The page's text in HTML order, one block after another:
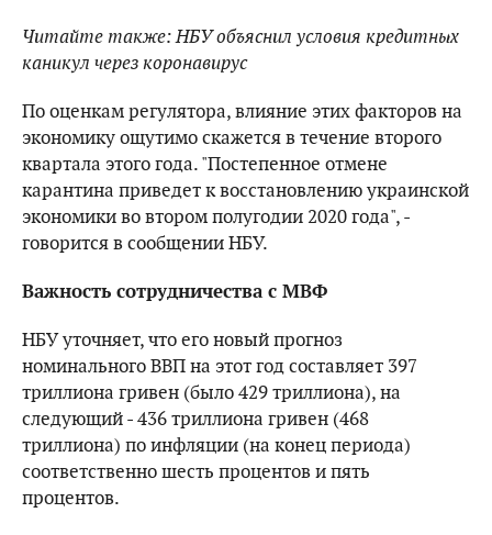
Читайте также: НБУ объяснил условия кредитных
каникул через коронавирус
По оценкам регулятора, влияние этих факторов на
экономику ощутимо скажется в течение второго
квартала этого года. "Постепенное отмене
карантина приведет к восстановлению украинской
экономики во втором полугодии 2020 года", -
говорится в сообщении НБУ.
Важность сотрудничества с МВФ
НБУ уточняет, что его новый прогноз
номинального ВВП на этот год составляет 397
триллиона гривен (было 429 триллиона), на
следующий - 436 триллиона гривен (468
триллиона) по инфляции (на конец периода)
соответственно шесть процентов и пять
процентов.